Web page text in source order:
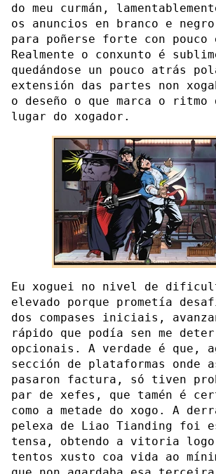
do meu curmán,
os anuncios en branco e
para poñerse forte con pouco
Realmente o conxunto é
quedándose un pouco atrás
extensión das partes non
o deseño o que marca o ritmo
lugar do xogador.
Eu xoguei no nivel de
elevado porque prometía
dos compases iniciais,
rápido que podía sen me
opcionais. A verdade é que,
sección de plataformas onde
pasaron factura, só tiven
par de xefes, que tamén é
como a metade do xogo. A
pelexa de Liao Tianding foi
tensa, obtendo a vitoria
tentos xusto coa vida ao